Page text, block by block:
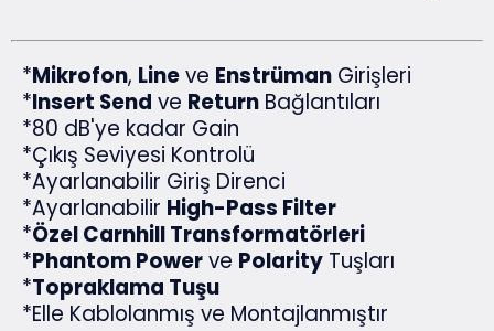
*Mikrofon, Lineve Enstrüman Girişleri
*Insert Send ve Return Bağlantıları
*80 dB'ye kadar Gain
*Çıkış Seviyesi Kontrolü
*Ayarlanabilir Giriş Direnci
*Ayarlanabilir High-Pass Filter
*Özel Carnhill Transformatörleri
*Phantom Powerve Polarity Tuşları
*Topraklama Tuşu
*Elle Kablolanmış ve Montajlanmıştır